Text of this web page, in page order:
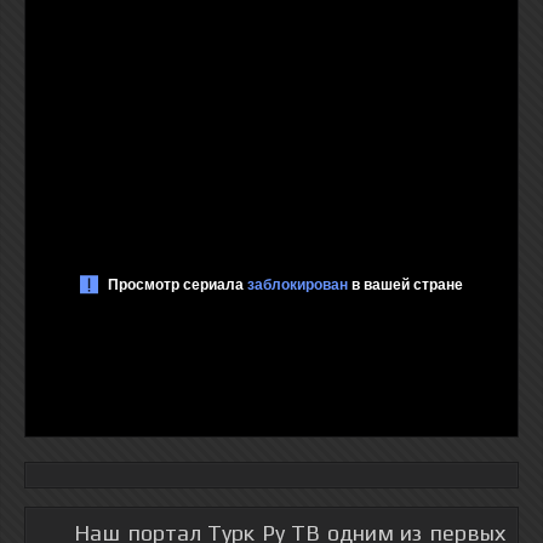
Наш портал Турк Ру ТВ одним из первых